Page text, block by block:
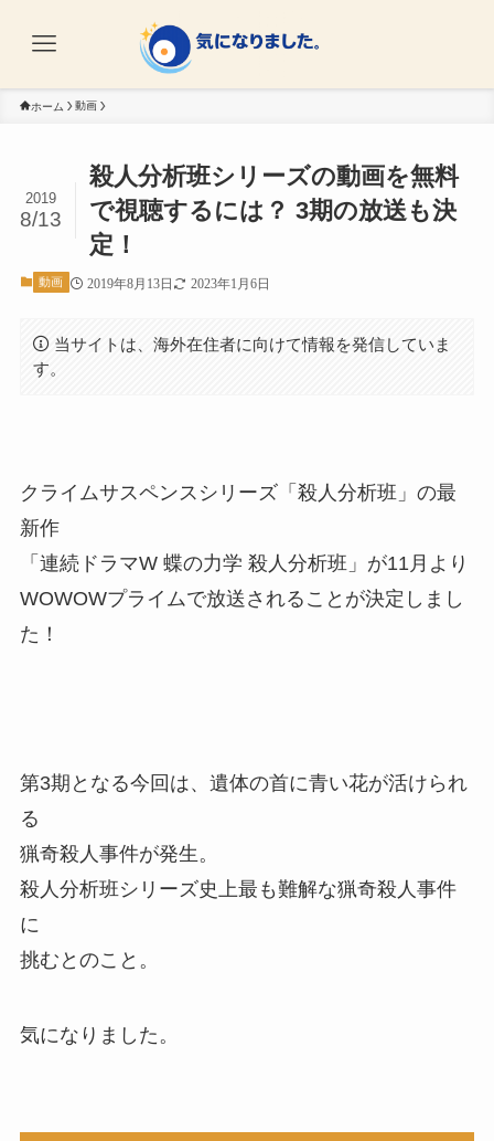
ホーム 動画
殺人分析班シリーズの動画を無料
で視聴するには？ 3期の放送も決
定！
2019
8/13
動画 2019年8月13日 2023年1月6日
当サイトは、海外在住者に向けて情報を発信していま
す。
クライムサスペンスシリーズ「殺人分析班」の最
新作
「連続ドラマW 蝶の力学 殺人分析班」が11月より
WOWOWプライムで放送されることが決定しまし
た！
第3期となる今回は、遺体の首に青い花が活けられ
る
猟奇殺人事件が発生。
殺人分析班シリーズ史上最も難解な猟奇殺人事件
に
挑むとのこと。
気になりました。